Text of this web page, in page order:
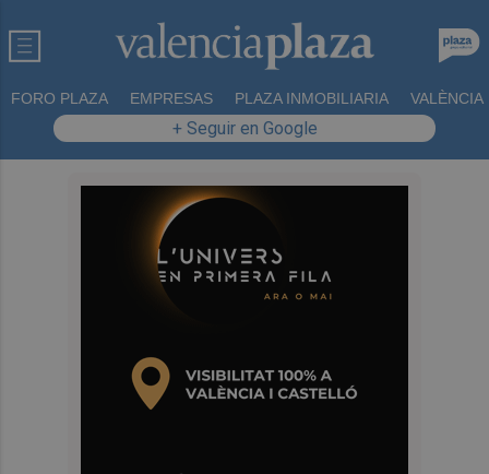
FORO PLAZA EMPRESAS PLAZA INMOBILIARIA VALÈNCIA
+ Seguir en Google